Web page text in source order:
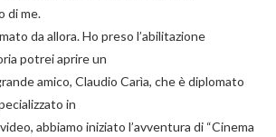
di me.
da allora. Ho preso l’abilitazione
potrei aprire un
amico, Claudio Carìa, che è diplomato
in
abbiamo iniziato l’avventura di “Cinema